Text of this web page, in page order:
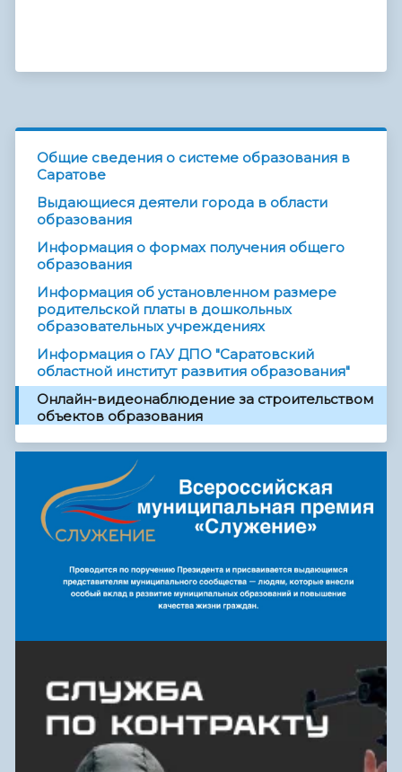
Общие сведения о системе образования в
Саратове
Выдающиеся деятели города в области
образования
Информация о формах получения общего
образования
Информация об установленном размере
родительской платы в дошкольных
образовательных учреждениях
Информация о ГАУ ДПО "Саратовский
областной институт развития образования"
Онлайн-видеонаблюдение за строительством
объектов образования